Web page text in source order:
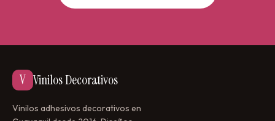
V Vinilos Decorativos
Vinilos adhesivos decorativos en